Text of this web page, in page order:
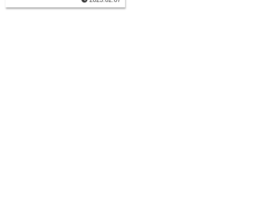
と言えるでしょう。小さな球が穴に吸い込
まれるか否か、この唇が最後の審判を下し